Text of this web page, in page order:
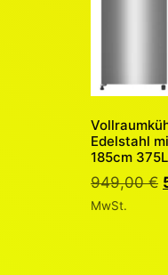
Edelstahl
185cm 375L
949,00€
MwSt.